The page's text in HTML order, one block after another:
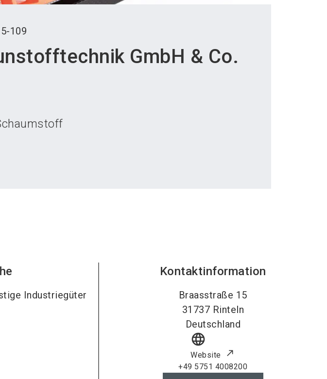
5-109
GmbH & Co.
Industriegüter
Kontaktinformation
Braasstraße 15
31737 Rinteln
Deutschland
language
Website
+49 5751 4008200